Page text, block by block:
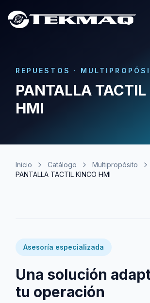
REPUESTOS ·
PANTALLA
HMI
Inicio Catálogo
Multipropósito
PANTALLA TACTIL KINCO HMI
Asesoría especializada
Una solución
tu operación